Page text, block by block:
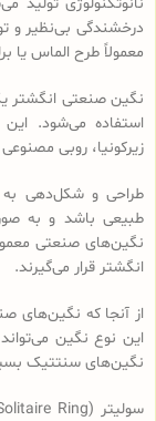
درخشندگی بی‌نظیر و
معمولاً طرح الماس یا
نگین صنعتی انگشتر
استفاده می‌شود. این
زیرکونیا، روبی
طراحی و شکل‌دهی
طبیعی باشد و به
نگین‌های صنعتی
انگشتر قرار می‌گیرند.
از آنجا که نگین‌های
این نوع نگین
نگین‌های سنتتیک